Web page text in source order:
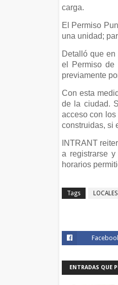
carga.
El Permiso
una unidad;
Detalló que
el Permiso de
previamente
Con esta
de la ciudad.
acceso con
construidas, si
INTRANT
a registrarse
horarios
Tags LOCALES
ENTRADAS QUE